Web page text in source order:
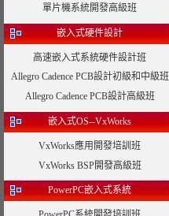
單片機系統開發高級班
嵌入式硬件設計
高速嵌入式系統硬件設計班
Allegro Cadence PCB設計初級和中級班
Allegro Cadence PCB設計高級班
嵌入式OS--VxWorks
VxWorks應用開發培訓班
VxWorks BSP開發高級班
PowerPC嵌入式系統